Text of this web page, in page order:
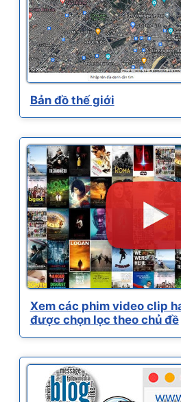
Bản đồ thế giới
Xem các phim video clip
được chọn lọc theo chủ đề